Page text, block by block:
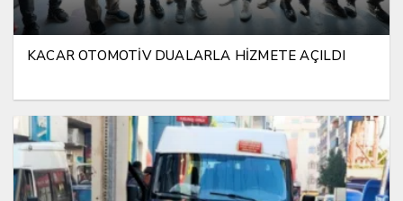
KACAR OTOMOTİV DUALARLA HİZMETE AÇILDI